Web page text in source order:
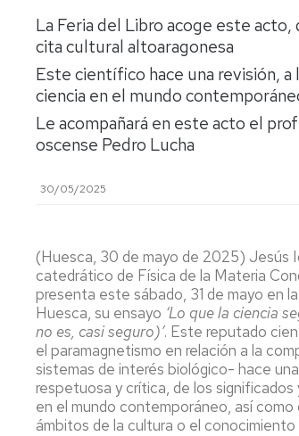
Documentos
de
referencia/Normativa
Get
to
know
us
Universidad
de
Experiencia
en
el
Campus
y
Empleo
Cultura,
Comunicación
Actividades
Culturales
deportivas
Informática
y
comunicaciones
Servicio
de
Mantenimiento
La Feria del Libro acoge este
cita cultural altoaragonesa
Este científico hace una revisión,
ciencia en el mundo
Le acompañará en este acto el
oscense Pedro Lucha
30/05/2025
(Huesca, 30 de mayo de 2025) Jesús
catedrático de Física de la Materia
presenta este sábado, 31 de mayo en
Huesca, su ensayo ‘Lo que la ciencia
no es, casi seguro)’. Este reputado
el paramagnetismo en relación a la
sistemas de interés biológico- hace
respetuosa y crítica, de los significados
en el mundo contemporáneo, así
ámbitos de la cultura o el